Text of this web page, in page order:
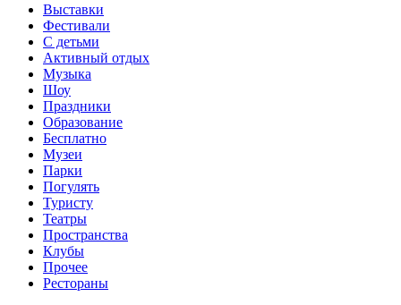
Выставки
Фестивали
С детьми
Активный отдых
Музыка
Шоу
Праздники
Образование
Бесплатно
Музеи
Парки
Погулять
Туристу
Театры
Пространства
Клубы
Прочее
Рестораны